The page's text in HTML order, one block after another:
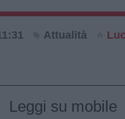
Attualità
Leggi su mobile